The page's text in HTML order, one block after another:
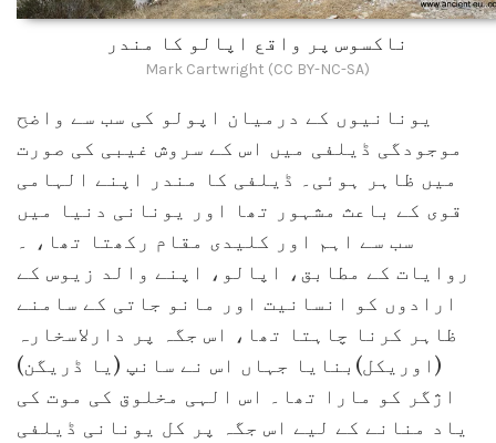
ناکسوس پر واقع اپالو کا مندر
Mark Cartwright (CC BY-NC-SA)
یونانیوں کے درمیان اپولو کی سب سے واضح
موجودگی ڈیلفی میں اس کے سروش غیبی کی صورت
میں ظاہر ہوئی۔ ڈیلفی کا مندر اپنے الہامی
قوی کے باعث مشہور تھا اور یونانی دنیا میں
سب سے اہم اور کلیدی مقام رکھتا تھا، ۔
روایات کے مطابق، اپالو، اپنے والد زیوس کے
ارادوں کو انسانیت اور مانو جاتی کے سامنے
ظاہر کرنا چاہتا تھا، اس جگہ پر دارلاسخارہ
(اوریکل)بنایا جہاں اس نے سانپ (یا ڈریگن)
اژگر کو مارا تھا۔ اس الہی مخلوق کی موت کی
یاد منانے کے لیے اس جگہ پر کل یونانی ڈیلفی